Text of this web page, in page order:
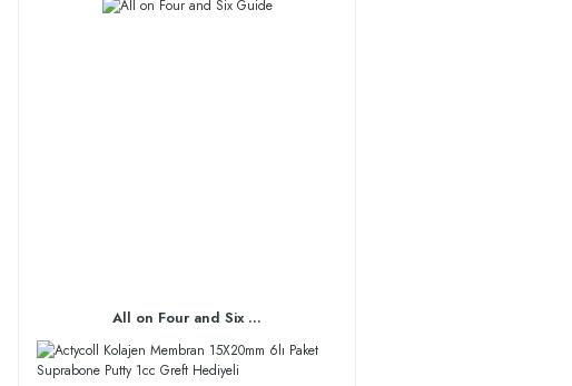
All on Four and Six ...